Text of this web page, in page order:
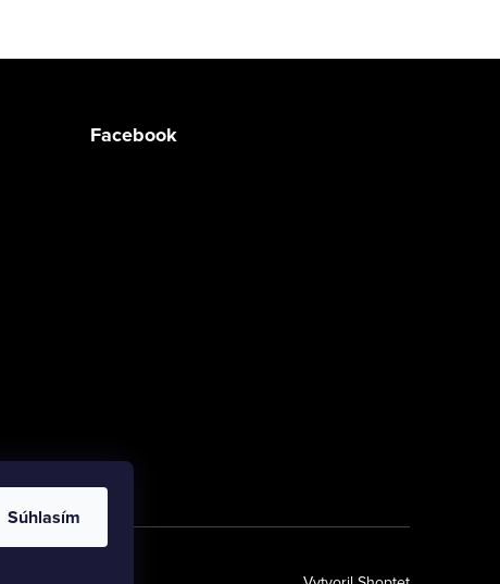
Súhlasím
Facebook